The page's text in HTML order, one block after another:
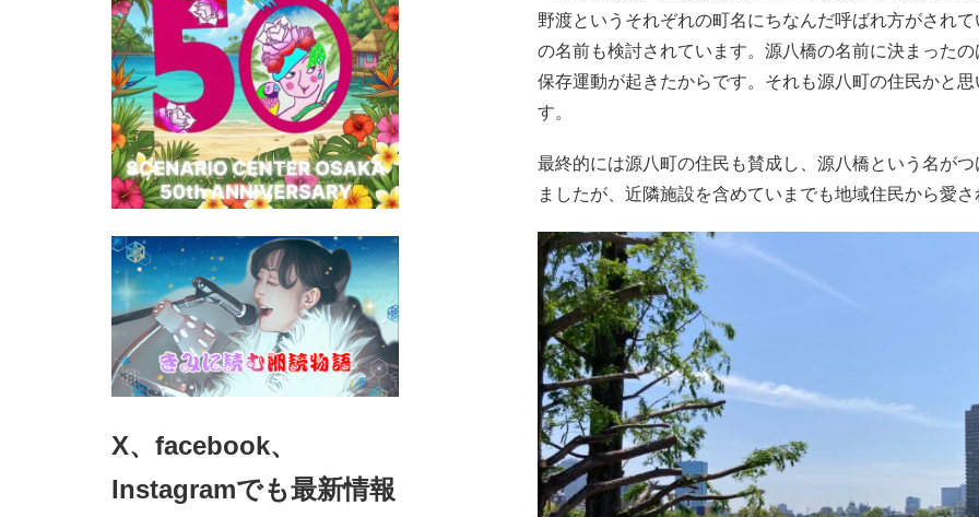
野渡というそれぞれの町名にちなんだ呼ばれ方がされ
の名前も検討されています。源八橋の名前に決まった
保存運動が起きたからです。それも源八町の住民かと
す。
最終的には源八町の住民も賛成し、源八橋という名が
ましたが、近隣施設を含めていまでも地域住民から愛
X、facebook、
Instagramでも最新情報